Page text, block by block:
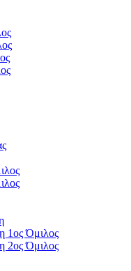
1ος Όμιλος
2ος Όμιλος